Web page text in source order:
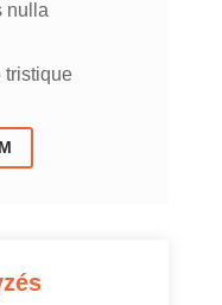
nulla
tristique